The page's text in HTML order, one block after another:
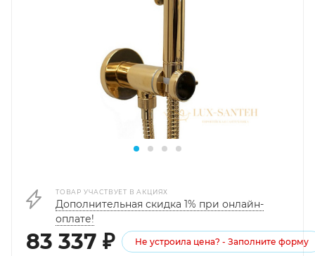
ТОВАР УЧАСТВУЕТ В АКЦИЯХ
Дополнительная скидка 1% при онлайн-
оплате!
83 337 ₽ Не устроила цена? - Заполните форму